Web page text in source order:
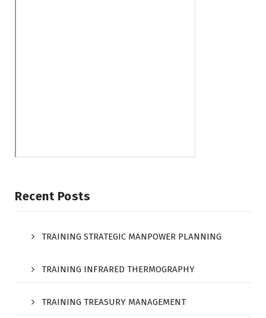
Recent Posts
TRAINING STRATEGIC MANPOWER PLANNING
TRAINING INFRARED THERMOGRAPHY
TRAINING TREASURY MANAGEMENT